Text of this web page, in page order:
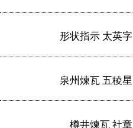
形状指示 太英字
泉州煉瓦 五稜星
樽井煉瓦 社章